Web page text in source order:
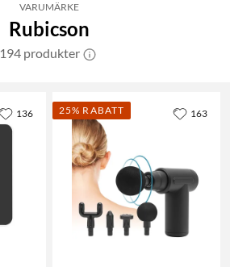
VARUMÄRKE
Rubicson
194 produkter
136 25% RABATT 163